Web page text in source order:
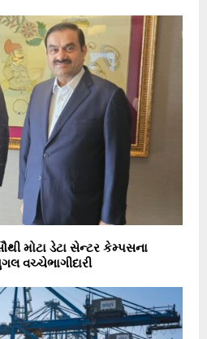
મોટા ડેટા સેન્ટર કેમ્પસના
વચ્ચેભાગીદારી